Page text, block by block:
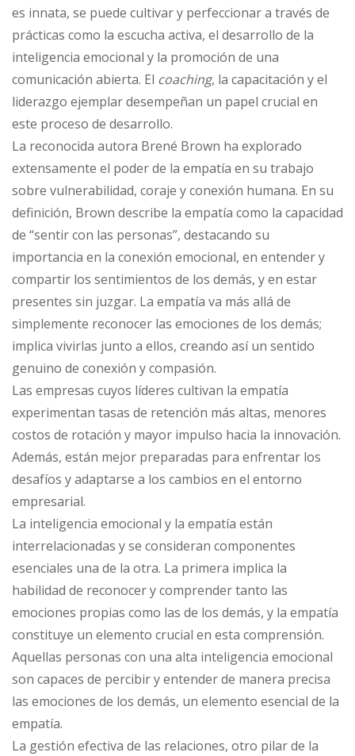
es innata, se puede cultivar y perfeccionar a través de
prácticas como la escucha activa, el desarrollo de la
inteligencia emocional y la promoción de una
comunicación abierta. El coaching, la capacitación y el
liderazgo ejemplar desempeñan un papel crucial en
este proceso de desarrollo.
La reconocida autora Brené Brown ha explorado
extensamente el poder de la empatía en su trabajo
sobre vulnerabilidad, coraje y conexión humana. En su
definición, Brown describe la empatía como la capacidad
de “sentir con las personas”, destacando su
importancia en la conexión emocional, en entender y
compartir los sentimientos de los demás, y en estar
presentes sin juzgar. La empatía va más allá de
simplemente reconocer las emociones de los demás;
implica vivirlas junto a ellos, creando así un sentido
genuino de conexión y compasión.
Las empresas cuyos líderes cultivan la empatía
experimentan tasas de retención más altas, menores
costos de rotación y mayor impulso hacia la innovación.
Además, están mejor preparadas para enfrentar los
desafíos y adaptarse a los cambios en el entorno
empresarial.
La inteligencia emocional y la empatía están
interrelacionadas y se consideran componentes
esenciales una de la otra. La primera implica la
habilidad de reconocer y comprender tanto las
emociones propias como las de los demás, y la empatía
constituye un elemento crucial en esta comprensión.
Aquellas personas con una alta inteligencia emocional
son capaces de percibir y entender de manera precisa
las emociones de los demás, un elemento esencial de la
empatía.
La gestión efectiva de las relaciones, otro pilar de la